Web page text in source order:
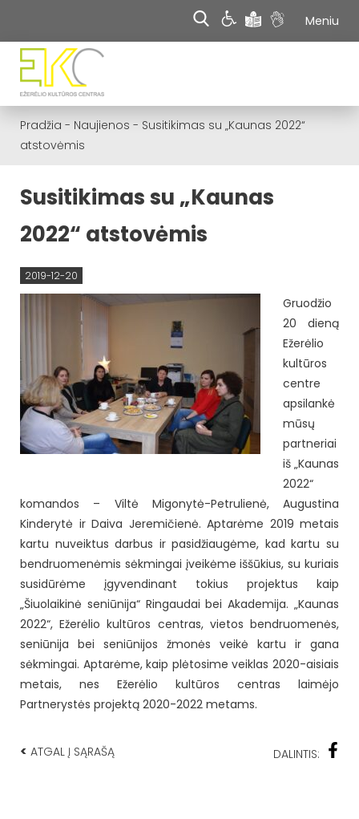
Meniu
Pradžia - Naujienos - Susitikimas su „Kaunas 2022“
atstovėmis
Susitikimas su „Kaunas
2022“ atstovėmis
2019-12-20
Gruodžio
20 dieną
Ežerėlio
kultūros
centre
apsilankė
mūsų
partneriai
iš „Kaunas
2022“
komandos – Viltė Migonytė-Petrulienė, Augustina
Kinderytė ir Daiva Jeremičienė. Aptarėme 2019 metais
kartu nuveiktus darbus ir pasidžiaugėme, kad kartu su
bendruomenėmis sėkmingai įveikėme iššūkius, su kuriais
susidūrėme įgyvendinant tokius projektus kaip
„Šiuolaikinė seniūnija“ Ringaudai bei Akademija. „Kaunas
2022“, Ežerėlio kultūros centras, vietos bendruomenės,
seniūnija bei seniūnijos žmonės veikė kartu ir gana
sėkmingai. Aptarėme, kaip plėtosime veiklas 2020-aisiais
metais, nes Ežerėlio kultūros centras laimėjo
Partnerystės projektą 2020-2022 metams.
< ATGAL Į SĄRAŠĄ DALINTIS: